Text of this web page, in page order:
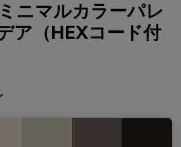
ニマルカラーパレ
ア（HEXコード付